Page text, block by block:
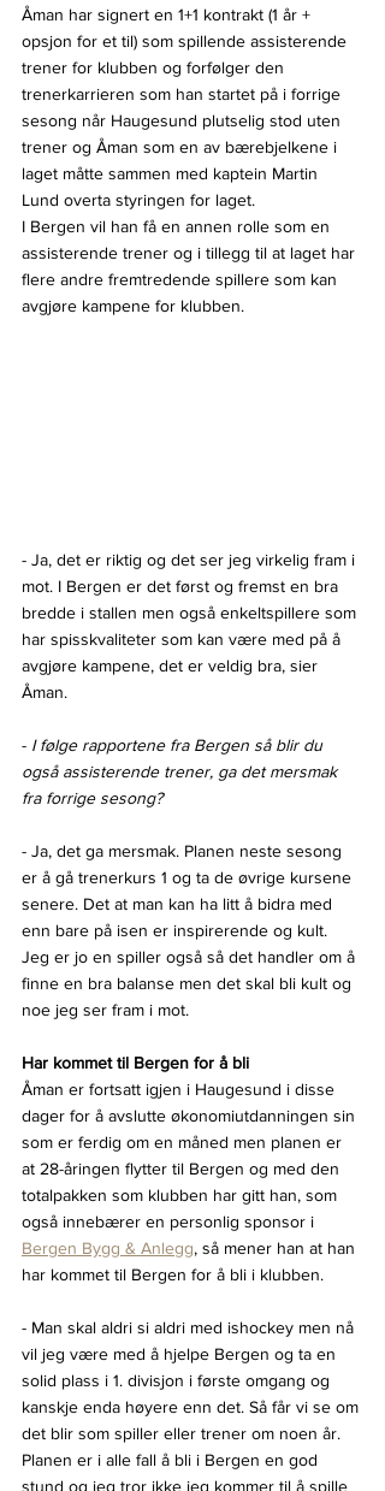
Åman har signert en 1+1 kontrakt (1 år +
opsjon for et til) som spillende assisterende
trener for klubben og forfølger den
trenerkarrieren som han startet på i forrige
sesong når Haugesund plutselig stod uten
trener og Åman som en av bærebjelkene i
laget måtte sammen med kaptein Martin
Lund overta styringen for laget.
I Bergen vil han få en annen rolle som en
assisterende trener og i tillegg til at laget har
flere andre fremtredende spillere som kan
avgjøre kampene for klubben.
- Ja, det er riktig og det ser jeg virkelig fram i
mot. I Bergen er det først og fremst en bra
bredde i stallen men også enkeltspillere som
har spisskvaliteter som kan være med på å
avgjøre kampene, det er veldig bra, sier
Åman.
- I følge rapportene fra Bergen så blir du
også assisterende trener, ga det mersmak
fra forrige sesong?
- Ja, det ga mersmak. Planen neste sesong
er å gå trenerkurs 1 og ta de øvrige kursene
senere. Det at man kan ha litt å bidra med
enn bare på isen er inspirerende og kult.
Jeg er jo en spiller også så det handler om å
finne en bra balanse men det skal bli kult og
noe jeg ser fram i mot.
Har kommet til Bergen for å bli
Åman er fortsatt igjen i Haugesund i disse
dager for å avslutte økonomiutdanningen sin
som er ferdig om en måned men planen er
at 28-åringen flytter til Bergen og med den
totalpakken som klubben har gitt han, som
også innebærer en personlig sponsor i
Bergen Bygg & Anlegg, så mener han at han
har kommet til Bergen for å bli i klubben.
- Man skal aldri si aldri med ishockey men nå
vil jeg være med å hjelpe Bergen og ta en
solid plass i 1. divisjon i første omgang og
kanskje enda høyere enn det. Så får vi se om
det blir som spiller eller trener om noen år.
Planen er i alle fall å bli i Bergen en god
stund og jeg tror ikke jeg kommer til å spille